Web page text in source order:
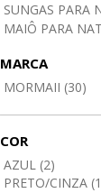
SUNGAS PARA
MAIÔ PARA
MARCA
MORMAII (30)
COR
AZUL (2)
PRETO/CINZA